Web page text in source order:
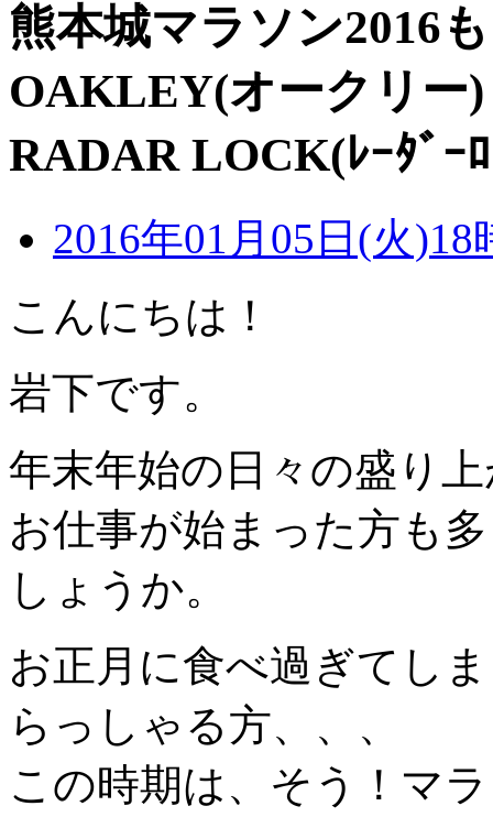
熊本城マラソン2016
OAKLEY(オーク
RADAR LOCK(ﾚｰﾀﾞｰ
2016年01月05日(火)18
こんにちは！
岩下です。
年末年始の日々の盛り
お仕事が始まった方も
しょうか。
お正月に食べ過ぎてし
らっしゃる方、、、
この時期は、そう！マ